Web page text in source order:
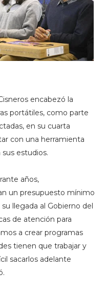
encabezó la
portátiles, como parte
en su cuarta
con una herramienta
estudios.
años,
un presupuesto mínimo
llegada al Gobierno del
de atención para
a crear programas
tienen que trabajar y
sacarlos adelante